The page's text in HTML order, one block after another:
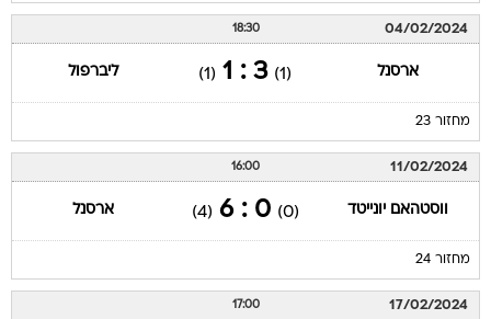
04/02/2024
18:30
ארסנל (1)
3 : 1
(1) ליברפול
מחזור 23
11/02/2024
16:00
ווסטהאם יונייטד (0)
0 : 6
(4) ארסנל
מחזור 24
17/02/2024
17:00